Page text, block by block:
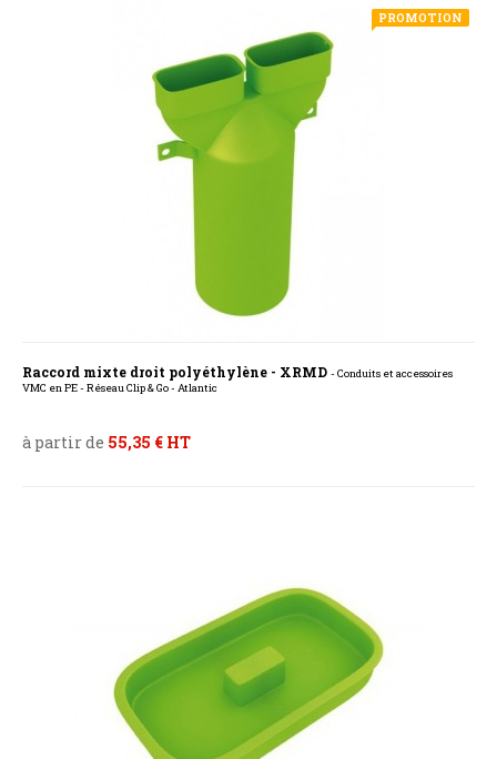
PROMOTION
Raccord mixte droit polyéthylène - XRMD - Conduits et accessoires
VMC en PE - Réseau Clip & Go - Atlantic
à partir de 55,35 € HT